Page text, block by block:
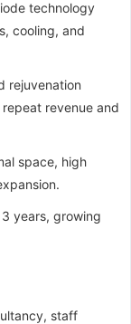
technology
cooling, and
rejuvenation
revenue and
space, high
years, growing
staff